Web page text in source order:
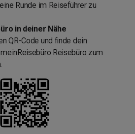
Runde im Reiseführer zu
in deiner Nähe
QR-Code und finde dein
Reisebüro zum